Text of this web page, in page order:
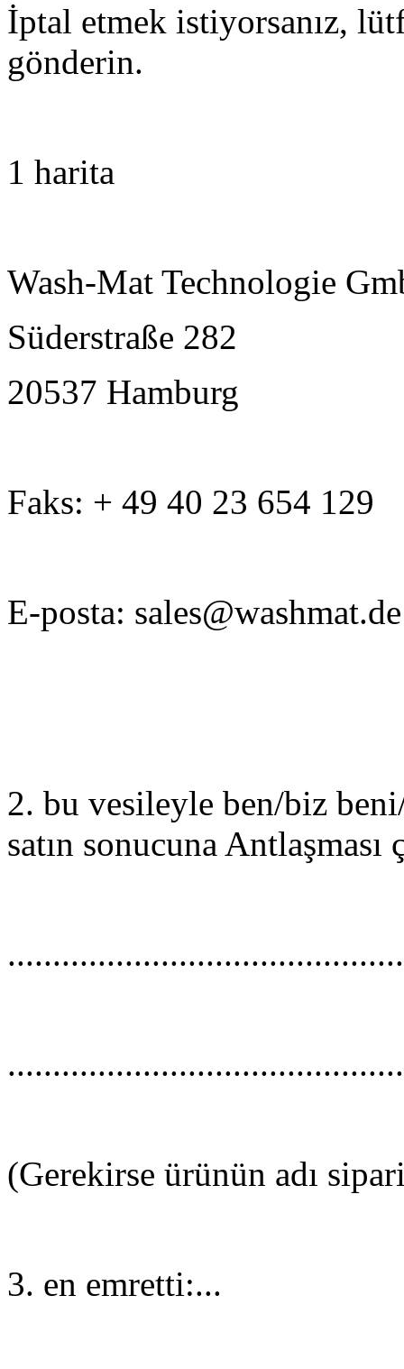
İptal etmek istiyorsanız,
gönderin.
1 harita
Wash-Mat Technologie
Süderstraße 282
20537 Hamburg
Faks: + 49 40 23 654 129
E-posta: sales@washmat.de
2. bu vesileyle ben/biz
satın sonucuna Antlaşması
(Gerekirse ürünün adı
3. en emretti:...